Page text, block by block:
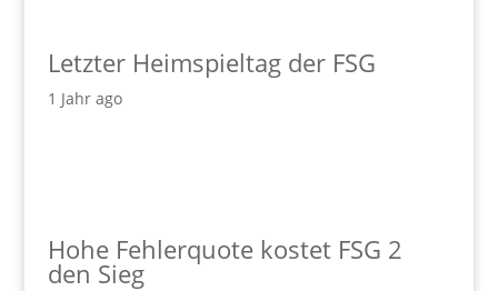
Letzter Heimspieltag der FSG
1 Jahr ago
Hohe Fehlerquote kostet FSG 2
den Sieg